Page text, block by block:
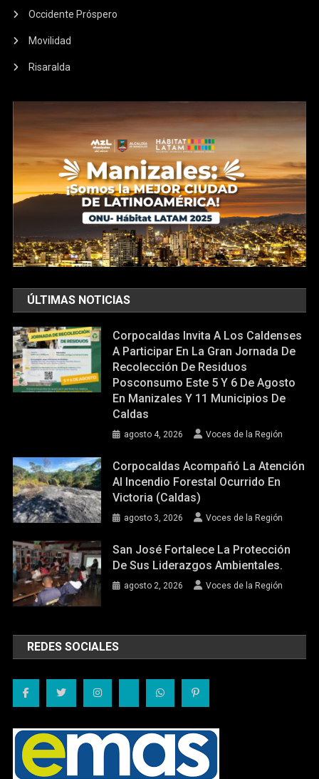
Occidente Próspero
Movilidad
Risaralda
ÚLTIMAS NOTICIAS
Corpocaldas Invita A Los Caldenses
A Participar En La Gran Jornada De
Recolección De Residuos
Posconsumo Este 5 Y 6 De Agosto
En Manizales Y 11 Municipios De
Caldas
agosto 4, 2026 Voces de la Región
Corpocaldas Acompañó La Atención
Al Incendio Forestal Ocurrido En
Victoria (Caldas)
agosto 3, 2026 Voces de la Región
San José Fortalece La Protección
De Sus Liderazgos Ambientales.
agosto 2, 2026 Voces de la Región
REDES SOCIALES